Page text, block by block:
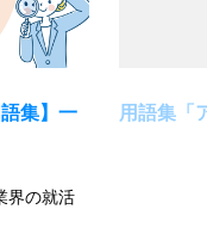
集】一
界の就活
用語集「